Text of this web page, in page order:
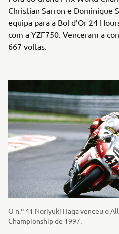
Christian Sarron e Dominique
equipa para a Bol d’Or 24
com a YZF750. Venceram a
667 voltas.
O n.º 41 Noriyuki Haga venceu o
Championship de 1997.